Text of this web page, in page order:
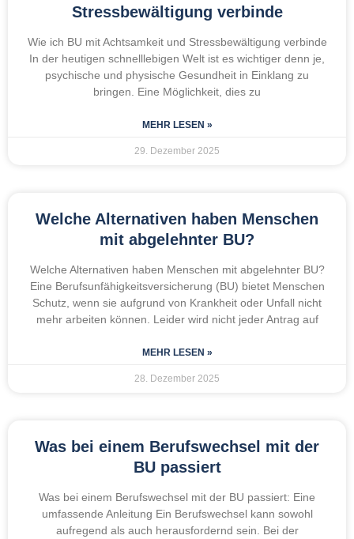
Stressbewältigung verbinde
Wie ich BU mit Achtsamkeit und Stressbewältigung verbinde
In der heutigen schnelllebigen Welt ist es wichtiger denn je,
psychische und physische Gesundheit in Einklang zu
bringen. Eine Möglichkeit, dies zu
MEHR LESEN »
29. Dezember 2025
Welche Alternativen haben Menschen
mit abgelehnter BU?
Welche Alternativen haben Menschen mit abgelehnter BU?
Eine Berufsunfähigkeitsversicherung (BU) bietet Menschen
Schutz, wenn sie aufgrund von Krankheit oder Unfall nicht
mehr arbeiten können. Leider wird nicht jeder Antrag auf
MEHR LESEN »
28. Dezember 2025
Was bei einem Berufswechsel mit der
BU passiert
Was bei einem Berufswechsel mit der BU passiert: Eine
umfassende Anleitung Ein Berufswechsel kann sowohl
aufregend als auch herausfordernd sein. Bei der